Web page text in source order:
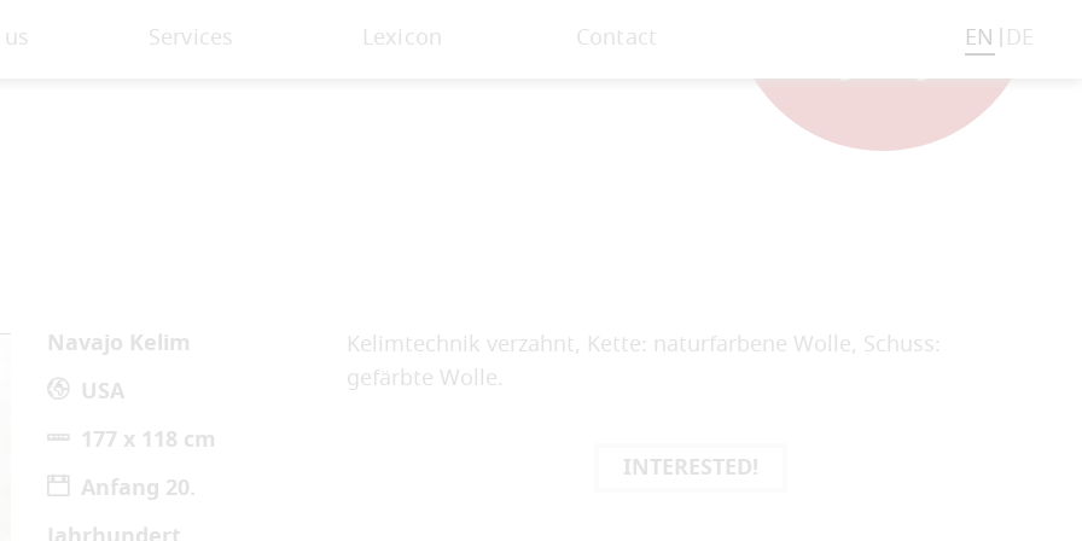
Services Lexicon Contact EN DE
Navajo Kelim
USA
177 x 118 cm
Anfang 20.
Kelimtechnik verzahnt, Kette: naturfarbene Wolle, Schuss:
gefärbte Wolle.
INTERESTED!